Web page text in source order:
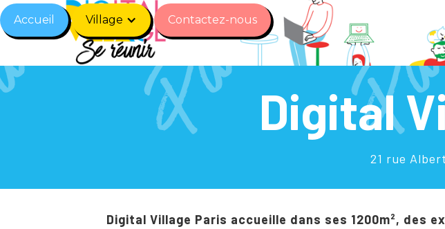
Accueil Village Contactez-nous
Digital
21 rue
Digital Village Paris accueille dans ses 1200m²,